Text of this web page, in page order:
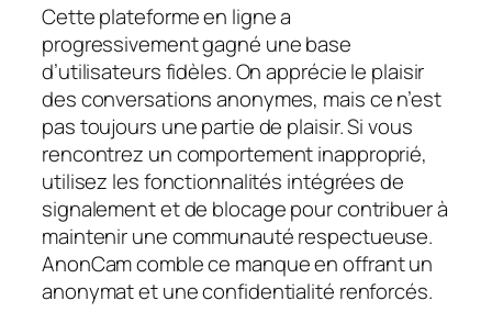
Cette plateforme en ligne a
progressivement gagné une base
d’utilisateurs fidèles. On apprécie le plaisir
des conversations anonymes, mais ce n’est
pas toujours une partie de plaisir. Si vous
rencontrez un comportement inapproprié,
utilisez les fonctionnalités intégrées de
signalement et de blocage pour contribuer à
maintenir une communauté respectueuse.
AnonCam comble ce manque en offrant un
anonymat et une confidentialité renforcés.